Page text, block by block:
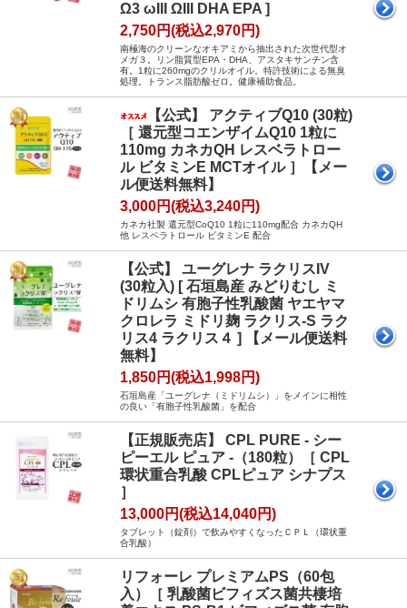
Ω3 ωIII ΩIII DHA EPA ]
2,750円(税込2,970円)
南極海のクリーンなオキアミから抽出された次世代型オ
メガ３。リン脂質型EPA・DHA、アスタキサンチン含
有。1粒に260mgのクリルオイル。特許技術による無臭
処理。トランス脂肪酸ゼロ。健康補助食品。
【公式】 アクティブQ10 (30粒)
［ 還元型コエンザイムQ10 1粒に
110mg カネカQH レスベラトロー
ル ビタミンE MCTオイル ］【メー
ル便送料無料】
3,000円(税込3,240円)
カネカ社製 還元型CoQ10 1粒に110mg配合 カネカQH
他 レスベラトロール ビタミンE 配合
【公式】 ユーグレナ ラクリスIV
(30粒入) [ 石垣島産 みどりむし ミ
ドリムシ 有胞子性乳酸菌 ヤエヤマ
クロレラ ミドリ麹 ラクリス-S ラク
リス4 ラクリス４ ] 【メール便送料
無料】
1,850円(税込1,998円)
石垣島産「ユーグレナ（ミドリムシ）」をメインに相性
の良い「有胞子性乳酸菌」を配合
【正規販売店】 CPL PURE - シー
ピーエル ピュア -（180粒）［ CPL
環状重合乳酸 CPLピュア シナプス
］
13,000円(税込14,040円)
タブレット（錠剤）で飲みやすくなったＣＰＬ（環状重
合乳酸）
リフォーレ プレミアムPS（60包
入）［ 乳酸菌ビフィズス菌共棲培